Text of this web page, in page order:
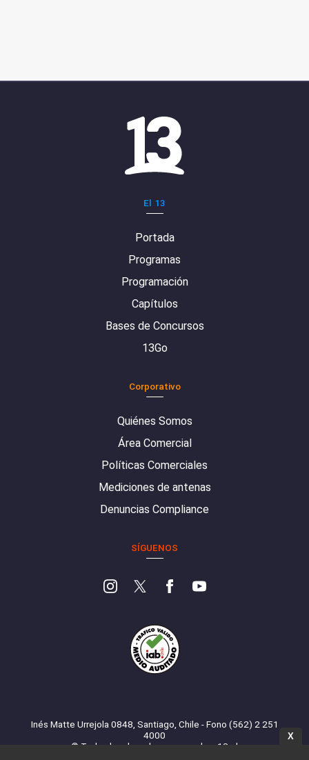
El 13
Portada
Programas
Programación
Capítulos
Bases de Concursos
13Go
Corporativo
Quiénes Somos
Área Comercial
Políticas Comerciales
Mediciones de antenas
Denuncias Compliance
SÍGUENOS
Inés Matte Urrejola 0848, Santiago, Chile - Fono (562) 2 251
4000
© Todos los derechos reservados. 13.cl
X